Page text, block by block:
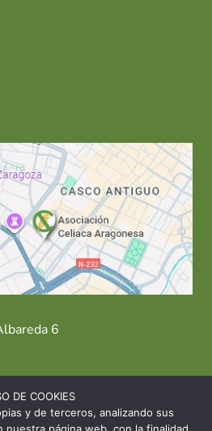
6
638 563
DE COOKIES
y de terceros, analizando sus